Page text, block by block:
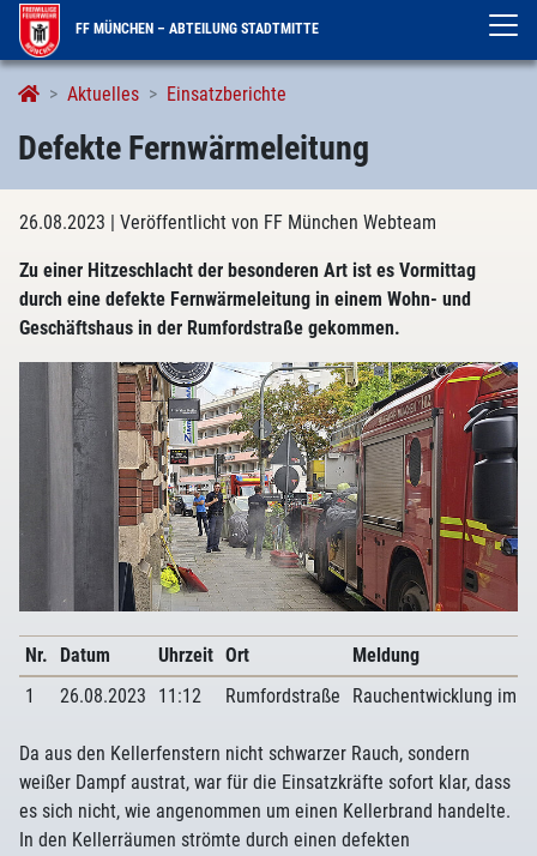
FF MÜNCHEN – ABTEILUNG STADTMITTE
Aktuelles Einsatzberichte
Defekte Fernwärmeleitung
26.08.2023 | Veröffentlicht von FF München Webteam
Zu einer Hitzeschlacht der besonderen Art ist es Vormittag
durch eine defekte Fernwärmeleitung in einem Wohn- und
Geschäftshaus in der Rumfordstraße gekommen.
Nr. Datum Uhrzeit Ort
Meldung
1
26.08.2023 11:12 Rumfordstraße Rauchentwicklung im
Da aus den Kellerfenstern nicht schwarzer Rauch, sondern
weißer Dampf austrat, war für die Einsatzkräfte sofort klar, dass
es sich nicht, wie angenommen um einen Kellerbrand handelte.
In den Kellerräumen strömte durch einen defekten